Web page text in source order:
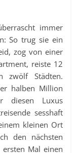
immer
So trug sie ein
zog von einer
reiste 12
Städten.
halben Million
diesen Luxus
sesshaft
kleinen Ort
den nächsten
Mal einen